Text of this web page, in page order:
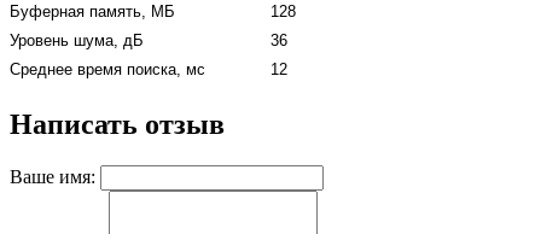
Буферная память, МБ
128
Уровень шума, дБ
36
Среднее время поиска, мс
12
Написать отзыв
Ваше имя: